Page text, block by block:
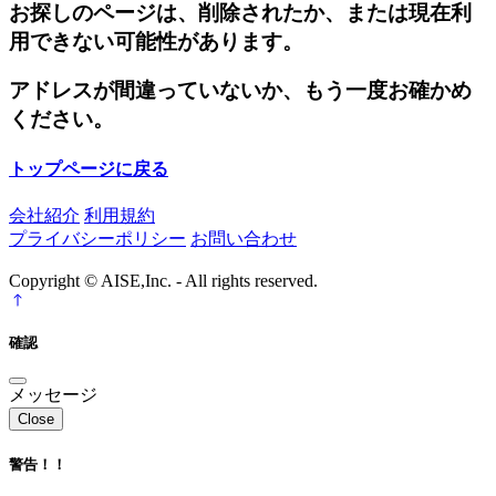
お探しのページは、削除されたか、または現在利
用できない可能性があります。
アドレスが間違っていないか、もう一度お確かめ
ください。
トップページに戻る
会社紹介 利用規約
プライバシーポリシー お問い合わせ
Copyright © AISE,Inc. - All rights reserved.
確認
メッセージ
Close
警告！！